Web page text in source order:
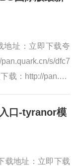
地址：立即下载夸
s/dfc7
载：http://pan.bai
口-tyranor模
载地址：立即下载